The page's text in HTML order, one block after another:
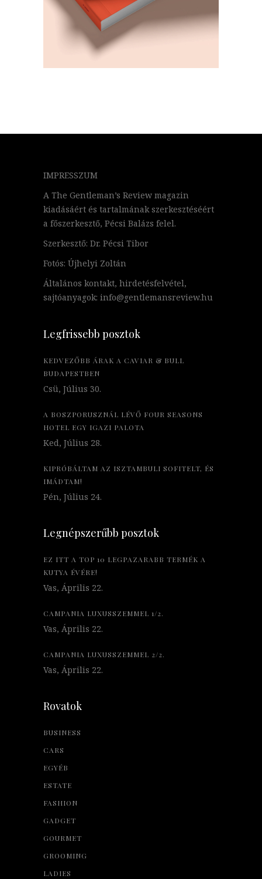
IMPRESSZUM
A The Gentleman’s Review magazin
kiadásáért és tartalmának szerkesztéséért
a főszerkesztő, Pécsi Balázs felel.
Szerkesztő: Dr. Pécsi Tibor
Fotós: Újhelyi Zoltán
Általános kontakt, hirdetésfelvétel,
sajtóanyagok: info@gentlemansreview.hu
Legfrissebb posztok
KEDVEZŐBB ÁRAK A CAVIAR & BULL
BUDAPESTBEN
Csü, Július 30.
A BOSZPORUSZNÁL LÉVŐ FOUR SEASONS
HOTEL EGY IGAZI PALOTA
Ked, Július 28.
KIPRÓBÁLTAM AZ ISZTAMBULI SOFITELT, ÉS
IMÁDTAM!
Pén, Július 24.
Legnépszerűbb posztok
EZ ITT A TOP 10 LEGPAZARABB TERMÉK A
KUTYA ÉVÉRE!
Vas, Április 22.
CAMPANIA LUXUSSZEMMEL 1/2.
Vas, Április 22.
CAMPANIA LUXUSSZEMMEL 2/2.
Vas, Április 22.
Rovatok
BUSINESS
CARS
EGYÉB
ESTATE
FASHION
GADGET
GOURMET
GROOMING
LADIES